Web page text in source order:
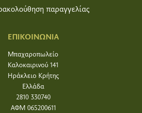
ΕΠΙΚΟΙΝΩΝΙΑ
Μπαχαροπωλείο
Καλοκαιρινού 141
Ηράκλειο Κρήτης
Ελλάδα
2810 330740
ΑΦΜ 065200611
παραγγελίας